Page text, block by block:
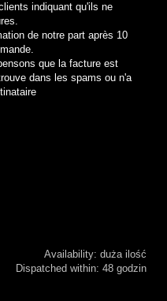
indiquant qu'ils ne
de notre part après 10
que la facture est
dans les spams ou n'a
Availability: duża ilość
Dispatched within: 48 godzin